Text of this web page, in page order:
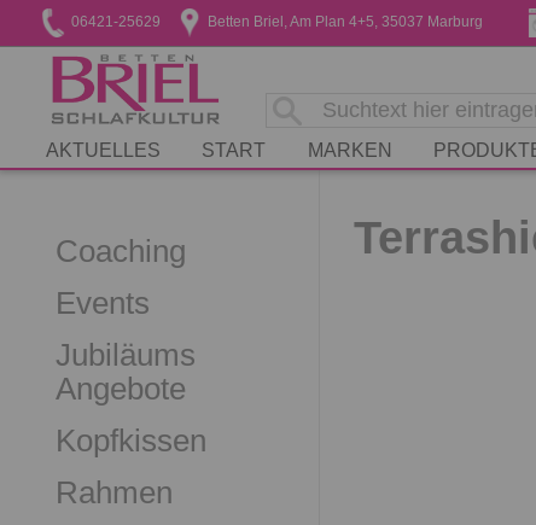
06421-25629 Betten Briel, Am Plan 4+5, 35037 Marburg
AKTUELLES START MARKEN
Coaching
Events
Jubiläums
Angebote
Kopfkissen
Rahmen